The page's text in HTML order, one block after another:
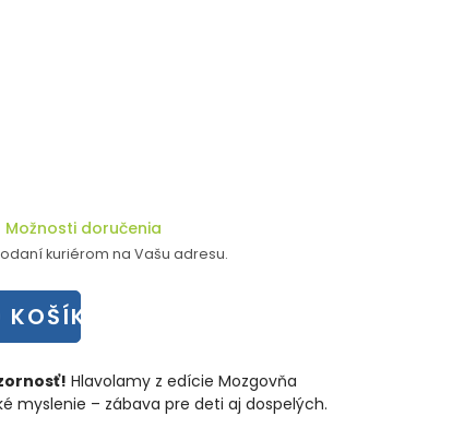
Možnosti doručenia
kuriérom na Vašu adresu.
Hlavolamy z edície Mozgovňa
myslenie – zábava pre deti aj dospelých.